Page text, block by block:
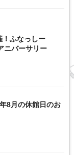
ふなっしー
ニバーサリー
8月の休館日のお